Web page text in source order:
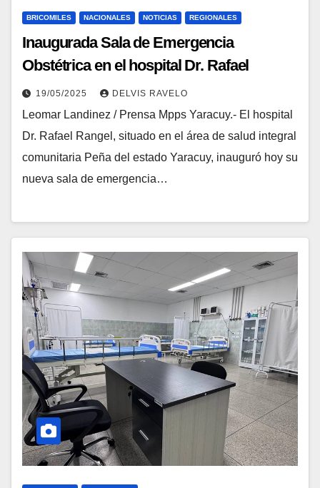
BRICOMILES NACIONALES NOTICIAS REGIONALES
Inaugurada Sala de Emergencia
Obstétrica en el hospital Dr. Rafael
Rangel en Yaracuy
19/05/2025 DELVIS RAVELO
Leomar Landinez / Prensa Mpps Yaracuy.- El hospital
Dr. Rafael Rangel, situado en el área de salud integral
comunitaria Peña del estado Yaracuy, inauguró hoy su
nueva sala de emergencia…